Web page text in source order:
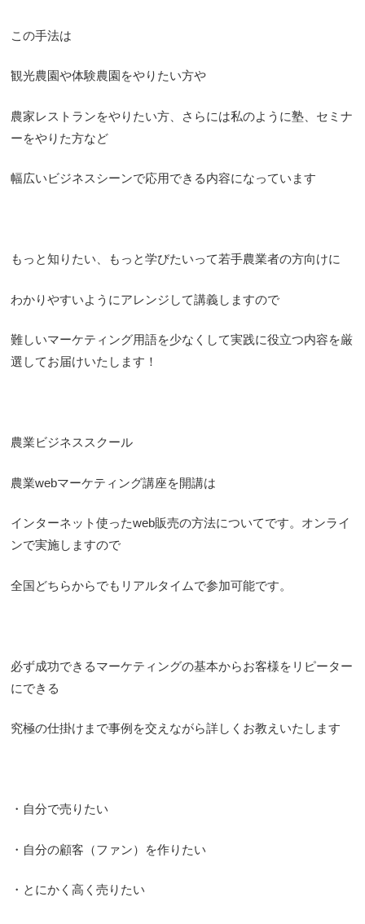
この手法は
観光農園や体験農園をやりたい方や
農家レストランをやりたい方、さらには私のように塾、セミナ
ーをやりた方など
幅広いビジネスシーンで応用できる内容になっています
もっと知りたい、もっと学びたいって若手農業者の方向けに
わかりやすいようにアレンジして講義しますので
難しいマーケティング用語を少なくして実践に役立つ内容を厳
選してお届けいたします！
農業ビジネススクール
農業webマーケティング講座を開講は
インターネット使ったweb販売の方法についてです。オンライ
ンで実施しますので
全国どちらからでもリアルタイムで参加可能です。
必ず成功できるマーケティングの基本からお客様をリピーター
にできる
究極の仕掛けまで事例を交えながら詳しくお教えいたします
・自分で売りたい
・自分の顧客（ファン）を作りたい
・とにかく高く売りたい